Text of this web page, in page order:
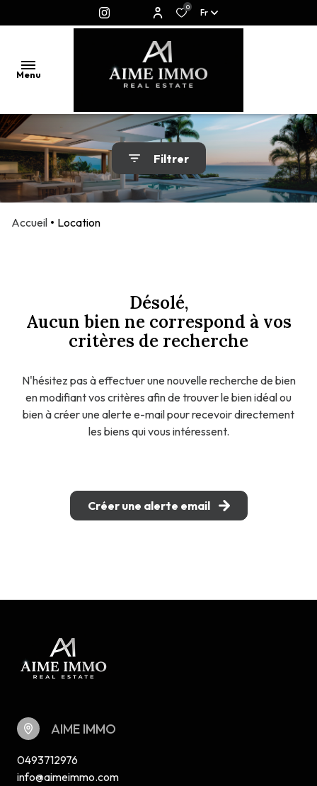
0
Fr
Menu
QUI
SOMMES
NOUS ?
ACHETER
VENDRE
Filtrer
Accueil Location
Désolé,
Aucun bien ne correspond à vos
critères de recherche
N'hésitez pas à effectuer une nouvelle recherche de bien
en modifiant vos critères afin de trouver le bien idéal ou
bien à créer une alerte e-mail pour recevoir directement
les biens qui vous intéressent.
Créer une alerte email
AIME IMMO
0493712976
info@aimeimmo.com